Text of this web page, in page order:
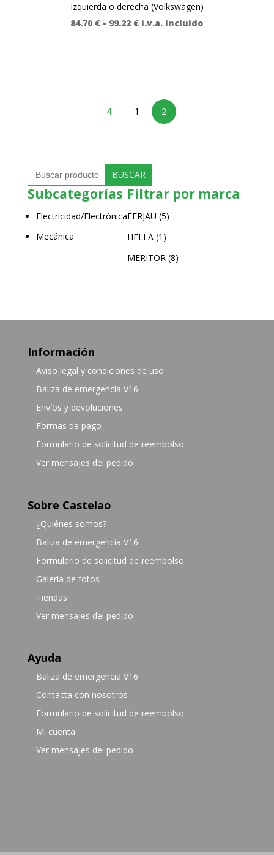
Izquierda o derecha (Volkswagen)
84.70 € - 99.22 €Rango
i.v.a. incluido
1 2
Buscar:
Subcategorías
Electricidad/Electrónica
Mecánica
Filtrar por marca
FERJAU (5)
HELLA (1)
MERITOR (8)
Información
Aviso legal y condiciones de uso
Baliza de emergencia V16
Envíos y devoluciones
Formas de pago
Formulario de solicitud de reembolso
Ver mensajes del pedido
Sobre Castelao
¿Quiénes somos?
Baliza de emergencia V16
Formulario de solicitud de reembolso
Galería de fotos
Tiendas
Ver mensajes del pedido
Ayuda
Baliza de emergencia V16
Contacta con nosotros
Formulario de solicitud de reembolso
Mi cuenta
Ver mensajes del pedido